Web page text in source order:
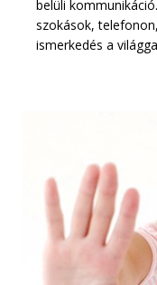
belüli
szokások,
ismerkedés a